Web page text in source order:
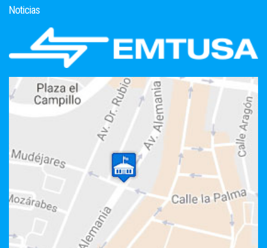
Noticias